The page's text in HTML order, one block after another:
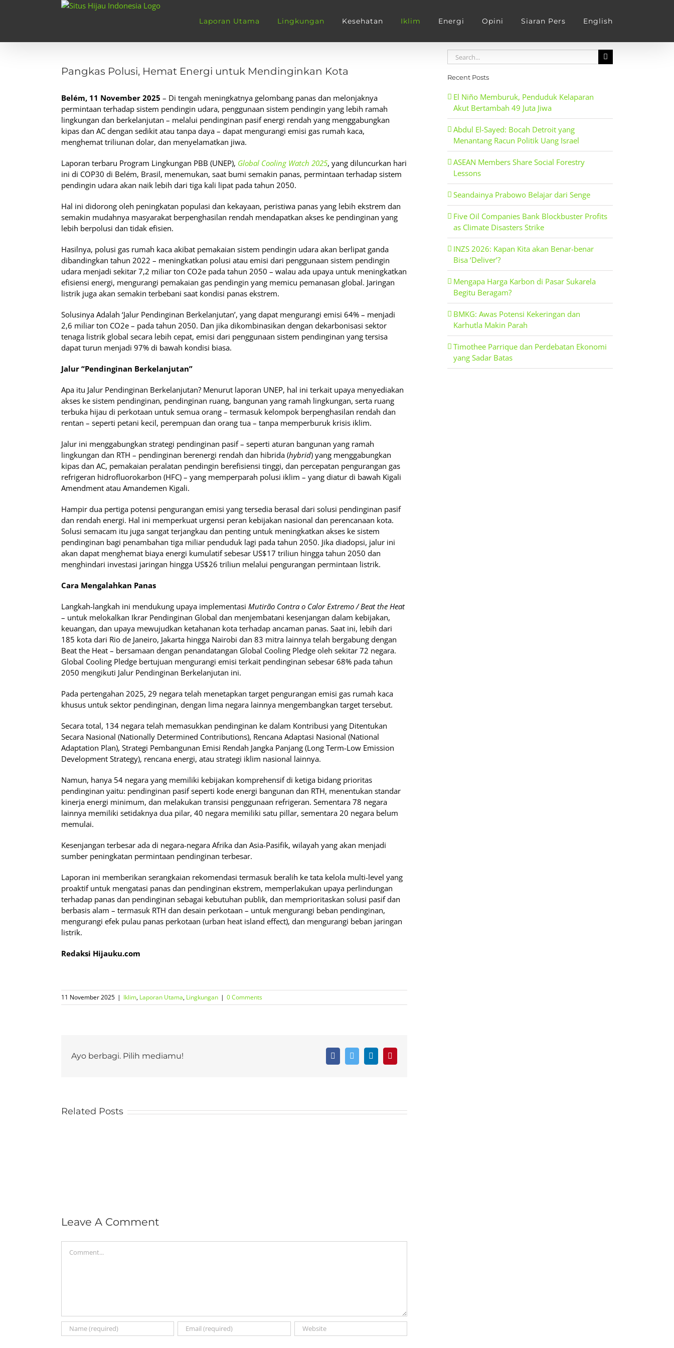
Laporan Utama Lingkungan Kesehatan Iklim Energi Opini Siaran Pers English
Larger
Image
Pangkas Polusi, Hemat Energi untuk Mendinginkan Kota
Belém, 11 November 2025 – Di tengah meningkatnya gelombang panas dan melonjaknya
permintaan terhadap sistem pendingin udara, penggunaan sistem pendingin yang lebih ramah
lingkungan dan berkelanjutan – melalui pendinginan pasif energi rendah yang menggabungkan
kipas dan AC dengan sedikit atau tanpa daya – dapat mengurangi emisi gas rumah kaca,
menghemat triliunan dolar, dan menyelamatkan jiwa.
Laporan terbaru Program Lingkungan PBB (UNEP), Global Cooling Watch 2025, yang diluncurkan hari
ini di COP30 di Belém, Brasil, menemukan, saat bumi semakin panas, permintaan terhadap sistem
pendingin udara akan naik lebih dari tiga kali lipat pada tahun 2050.
Hal ini didorong oleh peningkatan populasi dan kekayaan, peristiwa panas yang lebih ekstrem dan
semakin mudahnya masyarakat berpenghasilan rendah mendapatkan akses ke pendinginan yang
lebih berpolusi dan tidak efisien.
Hasilnya, polusi gas rumah kaca akibat pemakaian sistem pendingin udara akan berlipat ganda
dibandingkan tahun 2022 – meningkatkan polusi atau emisi dari penggunaan sistem pendingin
udara menjadi sekitar 7,2 miliar ton CO2e pada tahun 2050 – walau ada upaya untuk meningkatkan
efisiensi energi, mengurangi pemakaian gas pendingin yang memicu pemanasan global. Jaringan
listrik juga akan semakin terbebani saat kondisi panas ekstrem.
Solusinya Adalah ‘Jalur Pendinginan Berkelanjutan’, yang dapat mengurangi emisi 64% – menjadi
2,6 miliar ton CO2e – pada tahun 2050. Dan jika dikombinasikan dengan dekarbonisasi sektor
tenaga listrik global secara lebih cepat, emisi dari penggunaan sistem pendinginan yang tersisa
dapat turun menjadi 97% di bawah kondisi biasa.
Jalur “Pendinginan Berkelanjutan”
Apa itu Jalur Pendinginan Berkelanjutan? Menurut laporan UNEP, hal ini terkait upaya menyediakan
akses ke sistem pendinginan, pendinginan ruang, bangunan yang ramah lingkungan, serta ruang
terbuka hijau di perkotaan untuk semua orang – termasuk kelompok berpenghasilan rendah dan
rentan – seperti petani kecil, perempuan dan orang tua – tanpa memperburuk krisis iklim.
Jalur ini menggabungkan strategi pendinginan pasif – seperti aturan bangunan yang ramah
lingkungan dan RTH – pendinginan berenergi rendah dan hibrida (hybrid) yang menggabungkan
kipas dan AC, pemakaian peralatan pendingin berefisiensi tinggi, dan percepatan pengurangan gas
refrigeran hidrofluorokarbon (HFC) – yang memperparah polusi iklim – yang diatur di bawah Kigali
Amendment atau Amandemen Kigali.
Hampir dua pertiga potensi pengurangan emisi yang tersedia berasal dari solusi pendinginan pasif
dan rendah energi. Hal ini memperkuat urgensi peran kebijakan nasional dan perencanaan kota.
Solusi semacam itu juga sangat terjangkau dan penting untuk meningkatkan akses ke sistem
pendinginan bagi penambahan tiga miliar penduduk lagi pada tahun 2050. Jika diadopsi, jalur ini
akan dapat menghemat biaya energi kumulatif sebesar US$17 triliun hingga tahun 2050 dan
menghindari investasi jaringan hingga US$26 triliun melalui pengurangan permintaan listrik.
Cara Mengalahkan Panas
Langkah-langkah ini mendukung upaya implementasi Mutirão Contra o Calor Extremo / Beat the Heat
– untuk melokalkan Ikrar Pendinginan Global dan menjembatani kesenjangan dalam kebijakan,
keuangan, dan upaya mewujudkan ketahanan kota terhadap ancaman panas. Saat ini, lebih dari
185 kota dari Rio de Janeiro, Jakarta hingga Nairobi dan 83 mitra lainnya telah bergabung dengan
Beat the Heat – bersamaan dengan penandatangan Global Cooling Pledge oleh sekitar 72 negara.
Global Cooling Pledge bertujuan mengurangi emisi terkait pendinginan sebesar 68% pada tahun
2050 mengikuti Jalur Pendinginan Berkelanjutan ini.
Pada pertengahan 2025, 29 negara telah menetapkan target pengurangan emisi gas rumah kaca
khusus untuk sektor pendinginan, dengan lima negara lainnya mengembangkan target tersebut.
Secara total, 134 negara telah memasukkan pendinginan ke dalam Kontribusi yang Ditentukan
Secara Nasional (Nationally Determined Contributions), Rencana Adaptasi Nasional (National
Adaptation Plan), Strategi Pembangunan Emisi Rendah Jangka Panjang (Long Term-Low Emission
Development Strategy), rencana energi, atau strategi iklim nasional lainnya.
Namun, hanya 54 negara yang memiliki kebijakan komprehensif di ketiga bidang prioritas
pendinginan yaitu: pendinginan pasif seperti kode energi bangunan dan RTH, menentukan standar
kinerja energi minimum, dan melakukan transisi penggunaan refrigeran. Sementara 78 negara
lainnya memiliki setidaknya dua pilar, 40 negara memiliki satu pillar, sementara 20 negara belum
memulai.
Kesenjangan terbesar ada di negara-negara Afrika dan Asia-Pasifik, wilayah yang akan menjadi
sumber peningkatan permintaan pendinginan terbesar.
Laporan ini memberikan serangkaian rekomendasi termasuk beralih ke tata kelola multi-level yang
proaktif untuk mengatasi panas dan pendinginan ekstrem, memperlakukan upaya perlindungan
terhadap panas dan pendinginan sebagai kebutuhan publik, dan memprioritaskan solusi pasif dan
berbasis alam – termasuk RTH dan desain perkotaan – untuk mengurangi beban pendinginan,
mengurangi efek pulau panas perkotaan (urban heat island effect), dan mengurangi beban jaringan
listrik.
Redaksi Hijauku.com
11 November 2025 | Iklim, Laporan Utama, Lingkungan | 0 Comments
Ayo berbagi. Pilih mediamu! FacebookTwitter LinkedIn
Related Posts
Leave A Comment
Search
for:
Recent Posts
El Niño Memburuk, Penduduk Kelaparan
Akut Bertambah 49 Juta Jiwa
Abdul El-Sayed: Bocah Detroit yang
Menantang Racun Politik Uang Israel
ASEAN Members Share Social Forestry
Lessons
Seandainya Prabowo Belajar dari Senge
Five Oil Companies Bank Blockbuster Profits
as Climate Disasters Strike
INZS 2026: Kapan Kita akan Benar-benar
Bisa ‘Deliver’?
Mengapa Harga Karbon di Pasar Sukarela
Begitu Beragam?
BMKG: Awas Potensi Kekeringan dan
Karhutla Makin Parah
Timothee Parrique dan Perdebatan Ekonomi
yang Sadar Batas